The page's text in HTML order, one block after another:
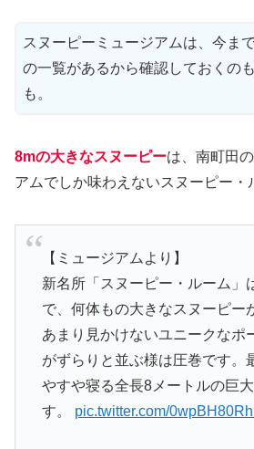
スヌーピーミュージアムは、今ま
の一覧があるから確認しておくの
も。
8mの大きなスヌーピーは、南町田
アムでしか味わえないスヌーピー・
【ミュージアムより】
新名所「スヌーピー・ルーム」
で、何体もの大きなスヌーピー
あまり見かけないユニークなポ
がずらりと並ぶ様は圧巻です。
やすや寝る全長8メートルの巨
す。 pic.twitter.com/